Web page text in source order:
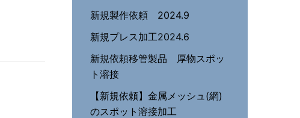
新規製作依頼 2024.9
新規プレス加工2024.6
新規依頼移管製品 厚物スポッ
ト溶接
【新規依頼】金属メッシュ(網)
のスポット溶接加工